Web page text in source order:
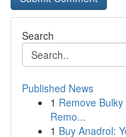
Search
Published News
1 Remove
Remo...
1 Buy Anadrol: